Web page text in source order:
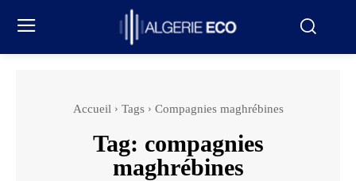
Accueil Tags Compagnies maghrébines
Tag: compagnies
maghrébines